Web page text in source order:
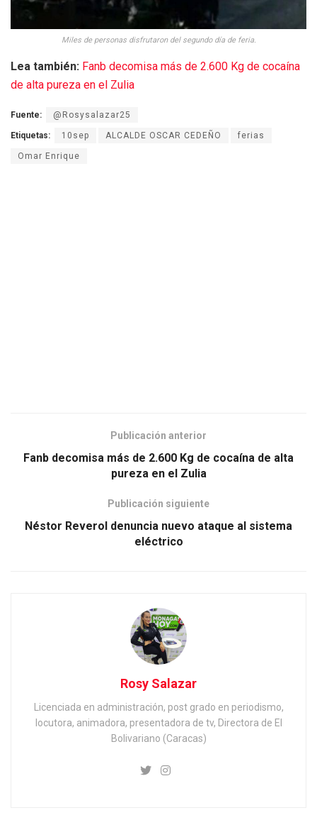
Miles de personas disfrutaron del segundo día de feria.
Lea también: Fanb decomisa más de 2.600 Kg de cocaína
de alta pureza en el Zulia
Fuente: @Rosysalazar25
Etiquetas: 10sep ALCALDE OSCAR CEDEÑO ferias
Omar Enrique
Publicación anterior
Fanb decomisa más de 2.600 Kg de cocaína de alta
pureza en el Zulia
Publicación siguiente
Néstor Reverol denuncia nuevo ataque al sistema
eléctrico
Rosy Salazar
Licenciada en administración, post grado en periodismo,
locutora, animadora, presentadora de tv, Directora de El
Bolivariano (Caracas)